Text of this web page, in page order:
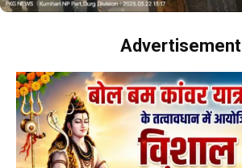
Advertisement